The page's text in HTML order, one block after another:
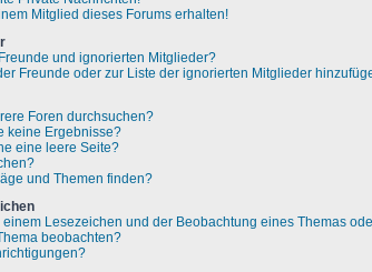
Mitglied dieses Forums erhalten!
und ignorierten Mitglieder?
Freunde oder zur Liste der ignorierten Mitglieder
Foren durchsuchen?
keine Ergebnisse?
eine leere Seite?
und Themen finden?
Lesezeichen und der Beobachtung eines Themas
beobachten?